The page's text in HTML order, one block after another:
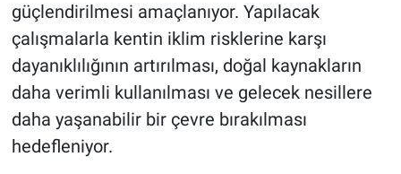
güçlendirilmesi amaçlanıyor. Yapılacak
çalışmalarla kentin iklim risklerine karşı
dayanıklılığının artırılması, doğal kaynakların
daha verimli kullanılması ve gelecek nesillere
daha yaşanabilir bir çevre bırakılması
hedefleniyor.